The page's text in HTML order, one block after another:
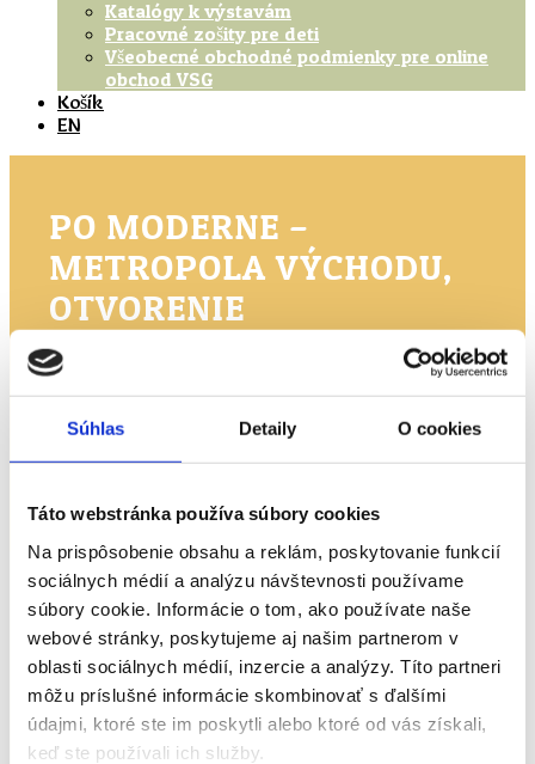
Súhlas Detaily O cookies
Táto webstránka používa súbory cookies
Na prispôsobenie obsahu a reklám, poskytovanie funkcií
sociálnych médií a analýzu návštevnosti používame
súbory cookie. Informácie o tom, ako používate naše
webové stránky, poskytujeme aj našim partnerom v
oblasti sociálnych médií, inzercie a analýzy. Títo partneri
môžu príslušné informácie skombinovať s ďalšími
údajmi, ktoré ste im poskytli alebo ktoré od vás získali,
keď ste používali ich služby.
Katalógy k výstavám
Pracovné zošity pre deti
Všeobecné obchodné podmienky pre online
obchod VSG
Košík
EN
PO MODERNE –
METROPOLA VÝCHODU,
OTVORENIE
Domov
Výstavy
otvorenie výstavy: 19. 12. 2017 o 18:00
trvanie výstavy: 20. 12 . 2017 – 19. 5. 2018
kurátor: Peter Tajkov
Východoslovenská galéria, Hlavná 27
foto: Ondrej Rychnavský